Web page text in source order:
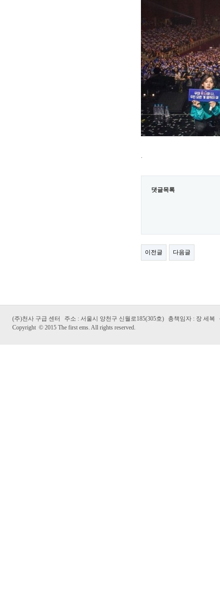
.
댓글목록
이전글 다음글
(주)천사 구급 센터 주소 : 서울시 양천구 신월로185(305호) 총책임자 : 장 세복
Copyright © 2015 The first ems. All rights reserved.